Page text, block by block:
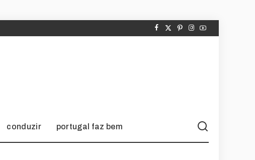
conduzir portugal faz bem